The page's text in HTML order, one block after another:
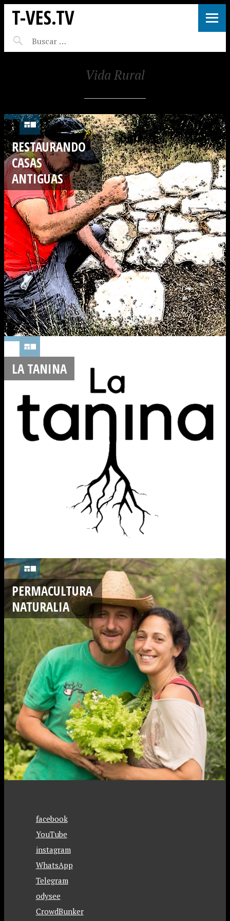
T-VES.TV
Vida Rural
RESTAURANDO
CASAS
ANTIGUAS
LA TANINA
PERMACULTURA
NATURALIA
facebook
YouTube
instagram
WhatsApp
Telegram
odysee
CrowdBunker